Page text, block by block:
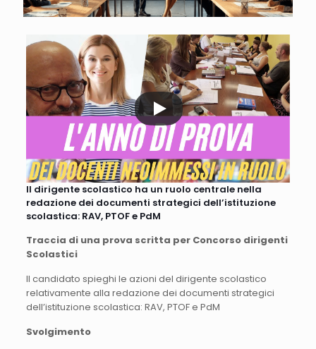
Il dirigente scolastico ha un ruolo centrale nella
redazione dei documenti strategici dell’istituzione
scolastica: RAV, PTOF e PdM
Traccia di una prova scritta per Concorso dirigenti
Scolastici
Il candidato spieghi le azioni del dirigente scolastico
relativamente alla redazione dei documenti strategici
dell’istituzione scolastica: RAV, PTOF e PdM
Svolgimento